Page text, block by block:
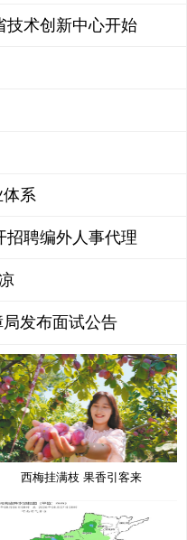
技术创新中心开始
系
招聘编外人事代理
发布面试公告
西梅挂满枝 果香引客来